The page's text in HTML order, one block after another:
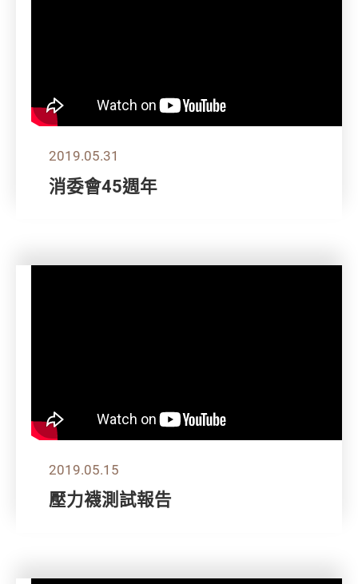
2019.05.31
消委會45週年
2019.05.15
壓力襪測試報告